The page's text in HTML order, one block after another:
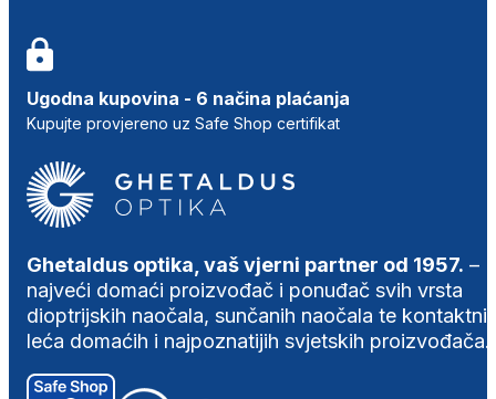
Ugodna kupovina - 6 načina plaćanja
Kupujte provjereno uz Safe Shop certifikat
Ghetaldus optika, vaš vjerni partner od 1957. –
najveći domaći proizvođač i ponuđač svih vrsta
dioptrijskih naočala, sunčanih naočala te
leća domaćih i najpoznatijih svjetskih proizvođača.